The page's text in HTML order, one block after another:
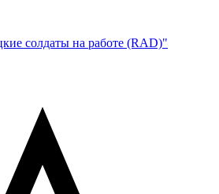
солдаты на работе (RAD)"